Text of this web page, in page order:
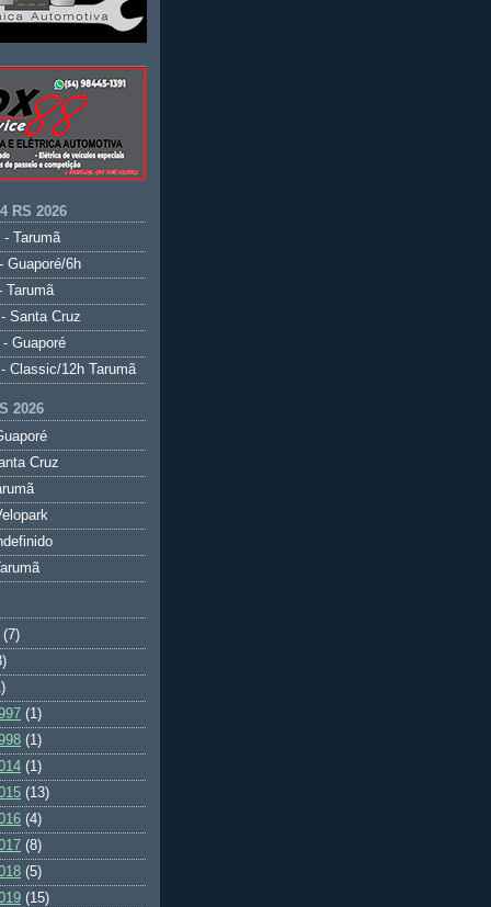
RS 2026
- Tarumã
Guaporé/6h
Tarumã
Santa Cruz
Guaporé
Classic/12h Tarumã
2026
Cruz
(7)
(1)
(1)
(1)
(13)
(4)
(8)
(5)
(15)